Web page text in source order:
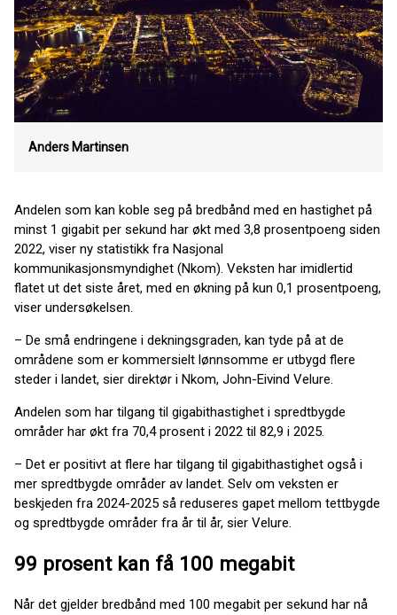
Anders Martinsen
Andelen som kan koble seg på bredbånd med en hastighet på
minst 1 gigabit per sekund har økt med 3,8 prosentpoeng siden
2022, viser ny statistikk fra Nasjonal
kommunikasjonsmyndighet (Nkom). Veksten har imidlertid
flatet ut det siste året, med en økning på kun 0,1 prosentpoeng,
viser undersøkelsen.
– De små endringene i dekningsgraden, kan tyde på at de
områdene som er kommersielt lønnsomme er utbygd flere
steder i landet, sier direktør i Nkom, John-Eivind Velure.
Andelen som har tilgang til gigabithastighet i spredtbygde
områder har økt fra 70,4 prosent i 2022 til 82,9 i 2025.
– Det er positivt at flere har tilgang til gigabithastighet også i
mer spredtbygde områder av landet. Selv om veksten er
beskjeden fra 2024-2025 så reduseres gapet mellom tettbygde
og spredtbygde områder fra år til år, sier Velure.
99 prosent kan få 100 megabit
Når det gjelder bredbånd med 100 megabit per sekund har nå